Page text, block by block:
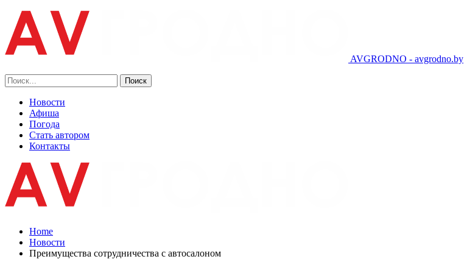
AVGRODNO - avgrodno.by
Новости
Афиша
Погода
Стать автором
Контакты
Home
Новости
Преимущества сотрудничества с автосалоном